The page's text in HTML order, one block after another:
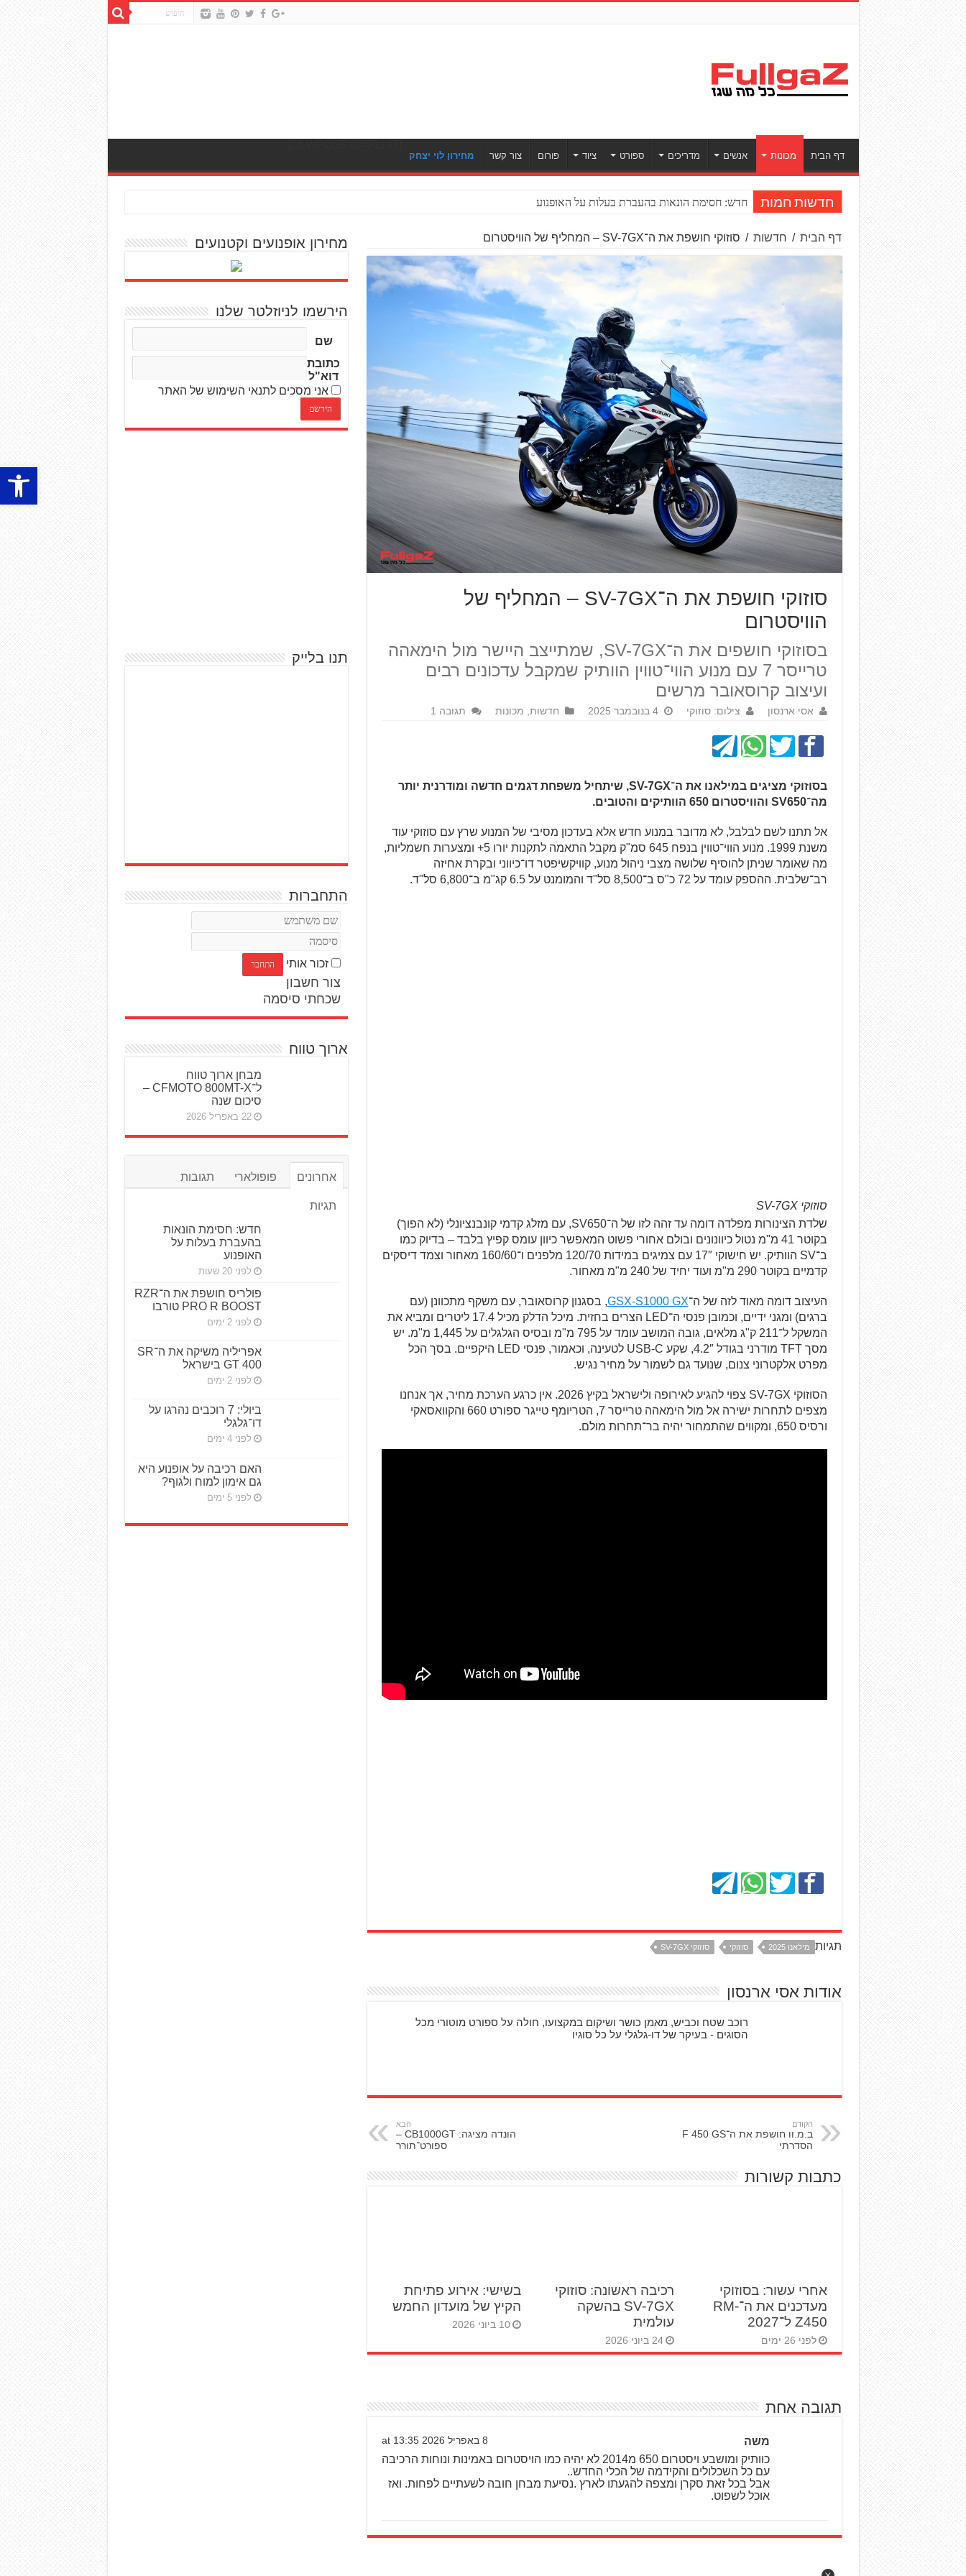
פתח
דף הבית מכונות אנשים מדריכים ספורט ציוד פורום צור קשר מחירון לוי יצחק
חדשות חמות חדש: חסימת הונאות בהעברת בעלות על האופנוע
דף הבית / חדשות / סוזוקי חושפת את ה־SV-7GX – המחליף של הוויסטרום
סוזוקי חושפת את ה־SV-7GX – המחליף של
הוויסטרום
בסוזוקי חושפים את ה־SV-7GX, שמתייצב היישר מול הימאהה
טרייסר 7 עם מנוע הווי־טווין הוותיק שמקבל עדכונים רבים
ועיצוב קרוסאובר מרשים
אסי ארנסון צילום: סוזוקי 4 בנובמבר 2025 חדשות, מכונות תגובה 1
בסוזוקי מציגים במילאנו את ה־SV-7GX, שיתחיל משפחת דגמים חדשה ומודרנית יותר
מה־SV650 והוויסטרום 650 הוותיקים והטובים.
אל תתנו לשם לבלבל, לא מדובר במנוע חדש אלא בעדכון מסיבי של המנוע שרץ עם סוזוקי עוד
משנת 1999. מנוע הווי־טווין בנפח 645 סמ"ק מקבל התאמה לתקנות יורו 5+ ומצערות חשמליות,
מה שאומר שניתן להוסיף שלושה מצבי ניהול מנוע, קוויקשיפטר דו־כיווני ובקרת אחיזה
רב־שלבית. ההספק עומד על 72 כ"ס ב־8,500 סל"ד והמומנט על 6.5 קג"מ ב־6,800 סל"ד.
סוזוקי SV-7GX
שלדת הצינורות מפלדה דומה עד זהה לזו של ה־SV650, עם מזלג קדמי קונבנציונלי (לא הפוך)
בקוטר 41 מ"מ נטול כיוונונים ובולם אחורי פשוט המאפשר כיוון עומס קפיץ בלבד – בדיוק כמו
ב־SV הוותיק. יש חישוקי 17″ עם צמיגים במידות 120/70 מלפנים ו־160/60 מאחור וצמד דיסקים
קדמיים בקוטר 290 מ"מ ועוד יחיד של 240 מ"מ מאחור.
העיצוב דומה מאוד לזה של ה־GSX-S1000 GX, בסגנון קרוסאובר, עם משקף מתכוונן (עם
ברגים) ומגני ידיים, וכמובן פנסי ה־LED הצרים בחזית. מיכל הדלק מכיל 17.4 ליטרים ומביא את
המשקל ל־211 ק"ג מלאים, גובה המושב עומד על 795 מ"מ ובסיס הגלגלים על 1,445 מ"מ. יש
מסך TFT מודרני בגודל 4.2″, שקע USB-C לטעינה, וכאמור, פנסי LED היקפיים. בסך הכל
מפרט אלקטרוני צנום, שנועד גם לשמור על מחיר נגיש.
הסוזוקי SV-7GX צפוי להגיע לאירופה ולישראל בקיץ 2026. אין כרגע הערכת מחיר, אך אנחנו
מצפים לתחרות ישירה אל מול הימאהה טרייסר 7, הטריומף טייגר ספורט 660 והקוואסאקי
ורסיס 650, ומקווים שהתמחור יהיה בר־תחרות מולם.
תגיות מילאנו 2025 סוזוקי סוזוקי SV-7GX
אודות אסי ארנסון
רוכב שטח וכביש, מאמן כושר ושיקום במקצועו, חולה על ספורט מוטורי מכל
הסוגים - בעיקר של דו-גלגלי על כל סוגיו
הקודם
ב.מ.וו חושפת את ה־F 450 GS
הסדרתי
הבא
הונדה מציגה: CB1000GT –
ספורט־תורר
כתבות קשורות
אחרי עשור: בסוזוקי
מעדכנים את ה־RM-
Z450 ל־2027
לפני 26 ימים
רכיבה ראשונה: סוזוקי
SV-7GX בהשקה
עולמית
24 ביוני 2026
בשישי: אירוע פתיחת
הקיץ של מועדון החמש
10 ביוני 2026
תגובה אחת
משה 8 באפריל 2026 at 13:35
כוותיק ומושבע ויסטרום 650 מ2014 לא יהיה כמו הויסטרום באמינות ונוחות הרכיבה
עם כל השכלולים והקידמה של הכלי החדש..
אבל בכל זאת סקרן ומצפה להגעתו לארץ .נסיעת מבחן חובה לשעתיים לפחות. ואז
אוכל לשפוט.
מחירון אופנועים וקטנועים
הירשמו לניוזלטר שלנו
שם
כתובת
דוא"ל
אני מסכים לתנאי השימוש של האתר
תנו בלייק
התחברות
זכור אותי
צור חשבון
שכחתי סיסמה
ארוך טווח
מבחן ארוך טווח
ל־CFMOTO 800MT-X –
סיכום שנה
22 באפריל 2026
אחרונים פופולארי תגובות
תגיות
חדש: חסימת הונאות
בהעברת בעלות על
האופנוע
לפני 20 שעות
פולריס חושפת את ה־RZR
PRO R BOOST טורבו
לפני 2 ימים
אפריליה משיקה את ה־SR
GT 400 בישראל
לפני 2 ימים
ביולי: 7 רוכבים נהרגו על
דו־גלגלי
לפני 4 ימים
האם רכיבה על אופנוע היא
גם אימון למוח ולגוף?
לפני 5 ימים